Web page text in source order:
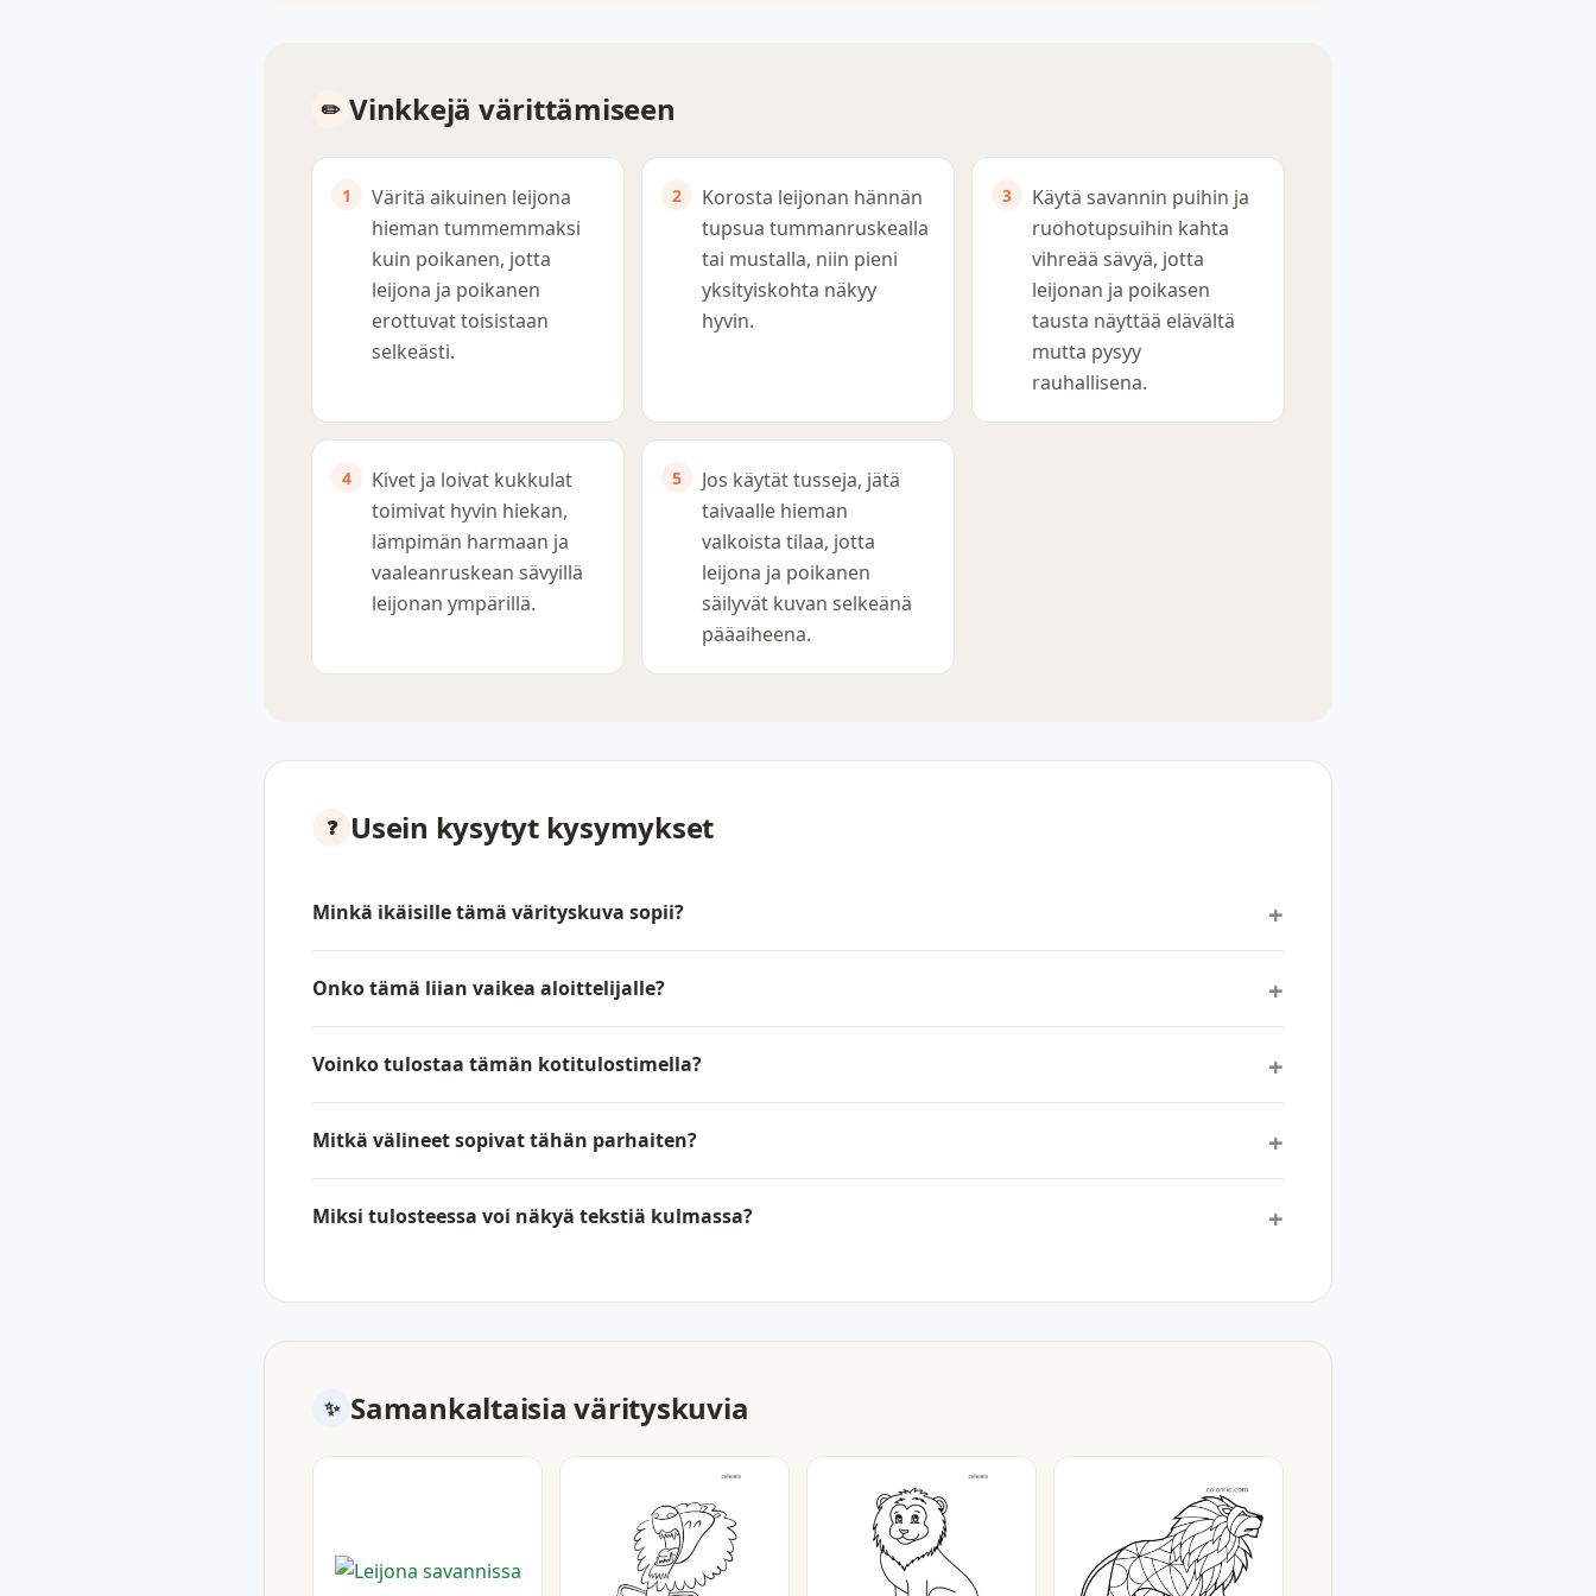
Vinkkejä värittämiseen
Väritä aikuinen leijona
hieman tummemmaksi
kuin poikanen, jotta
leijona ja poikanen
erottuvat toisistaan
selkeästi.
Korosta leijonan hännän
tupsua tummanruskealla
tai mustalla, niin pieni
yksityiskohta näkyy
hyvin.
Käytä savannin puihin ja
ruohotupsuihin kahta
vihreää sävyä, jotta
leijonan ja poikasen
tausta näyttää elävältä
mutta pysyy
rauhallisena.
Kivet ja loivat kukkulat
toimivat hyvin hiekan,
lämpimän harmaan ja
vaaleanruskean sävyillä
leijonan ympärillä.
Jos käytät tusseja, jätä
taivaalle hieman
valkoista tilaa, jotta
leijona ja poikanen
säilyvät kuvan selkeänä
pääaiheena.
Usein kysytyt kysymykset
Minkä ikäisille tämä värityskuva sopii?
Onko tämä liian vaikea aloittelijalle?
Voinko tulostaa tämän kotitulostimella?
Mitkä välineet sopivat tähän parhaiten?
Miksi tulosteessa voi näkyä tekstiä kulmassa?
Samankaltaisia värityskuvia